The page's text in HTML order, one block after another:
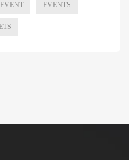
EVENT EVENTS